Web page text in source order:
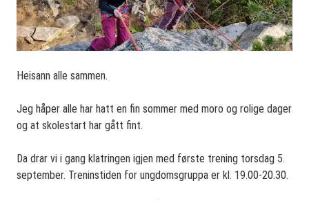
Heisann alle sammen.
Jeg håper alle har hatt en fin sommer med moro og rolige dager
og at skolestart har gått fint.
Da drar vi i gang klatringen igjen med første trening torsdag 5.
september. Treninstiden for ungdomsgruppa er kl. 19.00-20.30.